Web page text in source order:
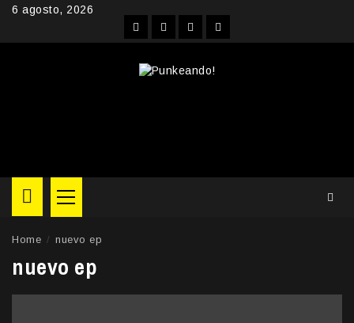
Skip6 agosto, 2026
FacebookInstagram
YouTubeTwitter
Primary
Menu
Home nuevo ep
nuevo ep